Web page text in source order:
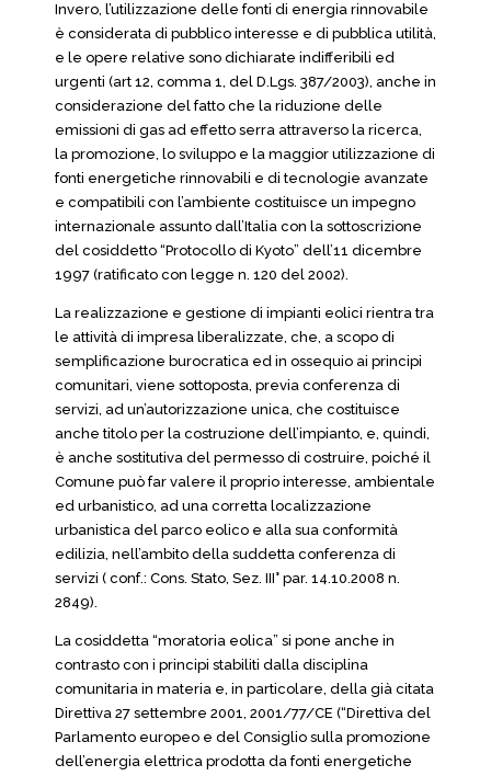
Invero, l’utilizzazione delle fonti di energia rinnovabile
è considerata di pubblico interesse e di pubblica utilità,
e le opere relative sono dichiarate indifferibili ed
urgenti (art 12, comma 1, del D.Lgs. 387/2003), anche in
considerazione del fatto che la riduzione delle
emissioni di gas ad effetto serra attraverso la ricerca,
la promozione, lo sviluppo e la maggior utilizzazione di
fonti energetiche rinnovabili e di tecnologie avanzate
e compatibili con l’ambiente costituisce un impegno
internazionale assunto dall’Italia con la sottoscrizione
del cosiddetto “Protocollo di Kyoto” dell’11 dicembre
1997 (ratificato con legge n. 120 del 2002).
La realizzazione e gestione di impianti eolici rientra tra
le attività di impresa liberalizzate, che, a scopo di
semplificazione burocratica ed in ossequio ai principi
comunitari, viene sottoposta, previa conferenza di
servizi, ad un’autorizzazione unica, che costituisce
anche titolo per la costruzione dell’impianto, e, quindi,
è anche sostitutiva del permesso di costruire, poiché il
Comune può far valere il proprio interesse, ambientale
ed urbanistico, ad una corretta localizzazione
urbanistica del parco eolico e alla sua conformità
edilizia, nell’ambito della suddetta conferenza di
servizi ( conf.: Cons. Stato, Sez. III° par. 14.10.2008 n.
2849).
La cosiddetta “moratoria eolica” si pone anche in
contrasto con i principi stabiliti dalla disciplina
comunitaria in materia e, in particolare, della già citata
Direttiva 27 settembre 2001, 2001/77/CE (“Direttiva del
Parlamento europeo e del Consiglio sulla promozione
dell’energia elettrica prodotta da fonti energetiche